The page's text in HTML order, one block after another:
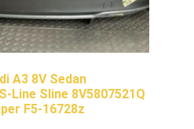
A3 8V Sedan
Line Sline 8V5807521Q
F5-16728z